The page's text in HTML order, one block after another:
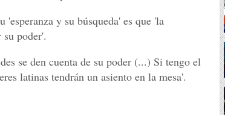
y su búsqueda' es que 'la
poder'.
se den cuenta de su poder (...) Si tengo el
latinas tendrán un asiento en la mesa'.